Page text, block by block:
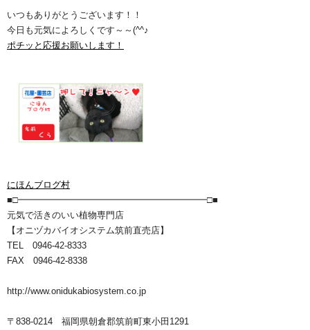
いつもありがとうございます！！
今日も元気によろしくです～～(^^♪
ポチッと応援お願いします！
にほんブログ村
■□━━━━━━━━━━━━━━━━━━━━━□■
元気で活きのいい植物専門店
【オニヅカバイオシステム筑前直売店】
TEL 0946-42-8333
FAX 0946-42-8338
http://www.onidukabiosystem.co.jp
〒838-0214 福岡県朝倉郡筑前町東小田1291